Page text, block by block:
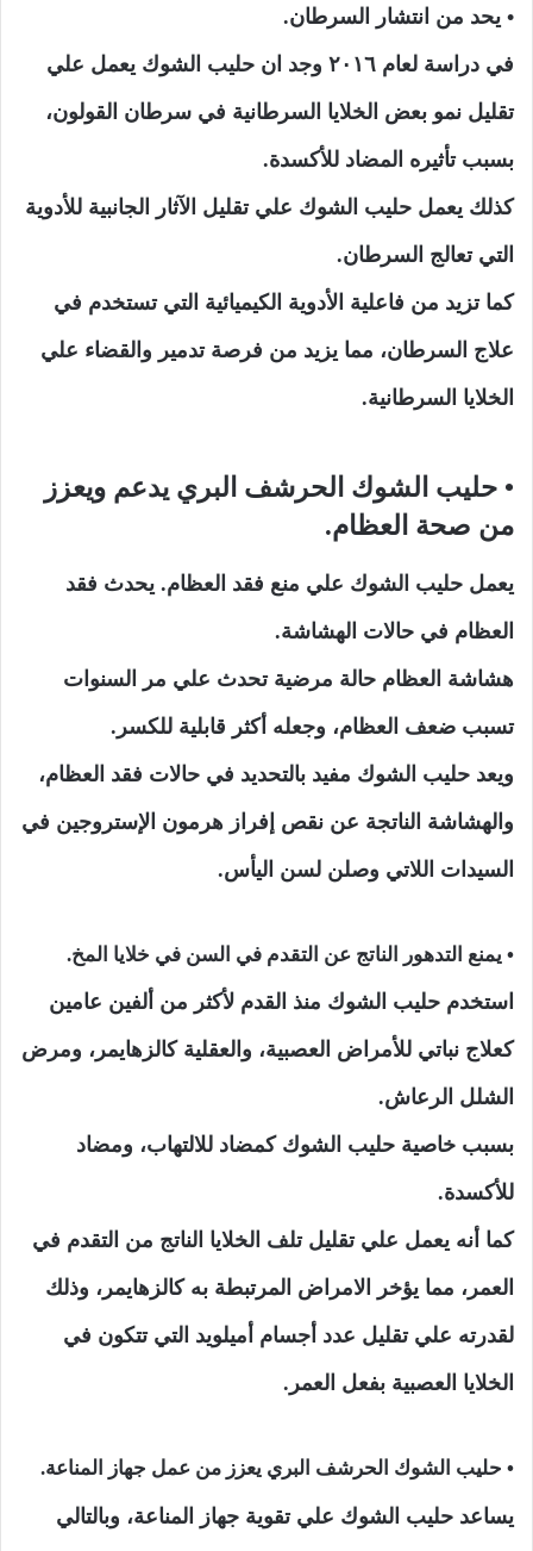
• يحد من انتشار السرطان.
في دراسة لعام ٢٠١٦ وجد ان حليب الشوك يعمل علي
تقليل نمو بعض الخلايا السرطانية في سرطان القولون،
بسبب تأثيره المضاد للأكسدة.
كذلك يعمل حليب الشوك علي تقليل الآثار الجانبية للأدوية
التي تعالج السرطان.
كما تزيد من فاعلية الأدوية الكيميائية التي تستخدم في
علاج السرطان، مما يزيد من فرصة تدمير والقضاء علي
الخلايا السرطانية.
• حليب الشوك الحرشف البري يدعم ويعزز
من صحة العظام.
يعمل حليب الشوك علي منع فقد العظام. يحدث فقد
العظام في حالات الهشاشة.
هشاشة العظام حالة مرضية تحدث علي مر السنوات
تسبب ضعف العظام، وجعله أكثر قابلية للكسر.
ويعد حليب الشوك مفيد بالتحديد في حالات فقد العظام،
والهشاشة الناتجة عن نقص إفراز هرمون الإستروجين في
السيدات اللاتي وصلن لسن اليأس.
• يمنع التدهور الناتج عن التقدم في السن في خلايا المخ.
استخدم حليب الشوك منذ القدم لأكثر من ألفين عامين
كعلاج نباتي للأمراض العصبية، والعقلية كالزهايمر، ومرض
الشلل الرعاش.
بسبب خاصية حليب الشوك كمضاد للالتهاب، ومضاد
للأكسدة.
كما أنه يعمل علي تقليل تلف الخلايا الناتج من التقدم في
العمر، مما يؤخر الامراض المرتبطة به كالزهايمر، وذلك
لقدرته علي تقليل عدد أجسام أميلويد التي تتكون في
الخلايا العصبية بفعل العمر.
• حليب الشوك الحرشف البري يعزز من عمل جهاز المناعة.
يساعد حليب الشوك علي تقوية جهاز المناعة، وبالتالي